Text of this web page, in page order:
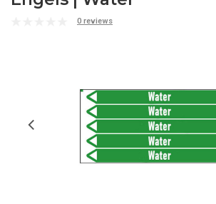
0 reviews